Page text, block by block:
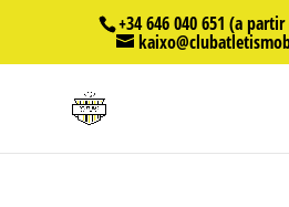
+34 646 040 651 (a